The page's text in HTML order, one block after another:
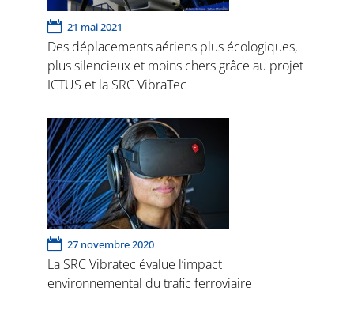
21 mai 2021
Des déplacements aériens plus écologiques,
plus silencieux et moins chers grâce au projet
ICTUS et la SRC VibraTec
27 novembre 2020
La SRC Vibratec évalue l’impact
environnemental du trafic ferroviaire